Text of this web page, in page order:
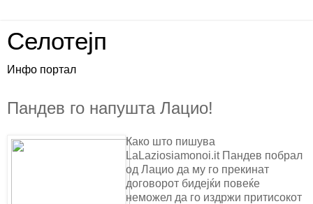
Селотејп
Инфо портал
Пандев го напушта Лацио!
Како што пишува
LaLaziosiamonoi.it Пандев побрал
од Лацио да му го прекинат
договорот бидејќи повеќе
неможел да го издржи притисокот